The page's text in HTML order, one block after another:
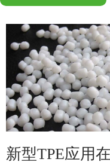
新型TPE应用